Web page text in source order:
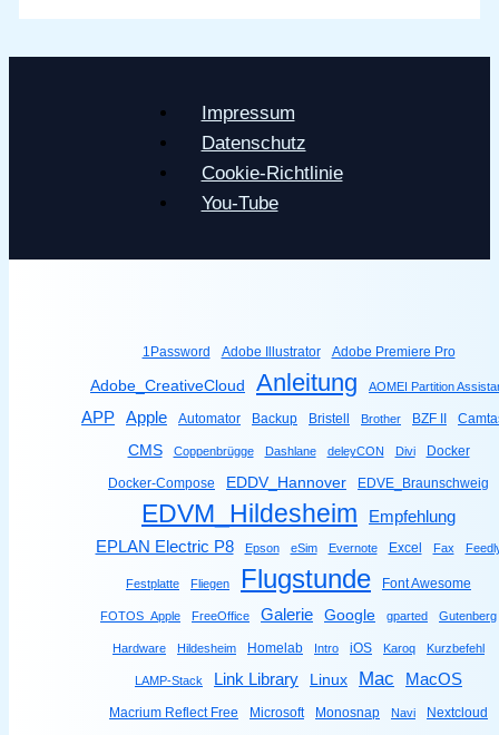
Awesome
Impressum
Datenschutz
Cookie-Richtlinie
You-Tube
1Password Adobe Illustrator Adobe Premiere Pro
Adobe_CreativeCloud Anleitung AOMEI Partition
APP Apple Automator Backup Bristell Brother BZF II
CMS Coppenbrügge Dashlane deleyCON Divi Docker
Docker-Compose EDDV_Hannover EDVE_Braunschweig
EDVM_Hildesheim Empfehlung
EPLAN Electric P8 Epson eSim Evernote Excel Fax
Festplatte Fliegen Flugstunde Font Awesome
FOTOS_Apple FreeOffice Galerie Google gparted Gutenberg
Hardware Hildesheim Homelab Intro iOS Karoq Kurzbefehl
LAMP-Stack Link Library Linux Mac MacOS
Macrium Reflect Free Microsoft Monosnap Navi Nextcloud